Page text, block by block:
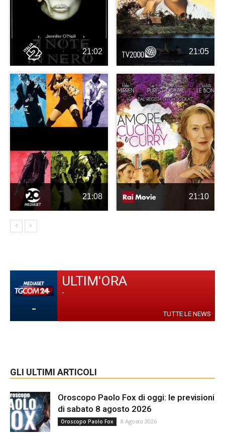
21:02 21:05
21:08 21:10
-
ULTIM'ORA
-
TUTTE LE NEWS
GLI ULTIMI ARTICOLI
Oroscopo Paolo Fox di oggi: le previsioni
di sabato 8 agosto 2026
Oroscopo Paolo Fox 8 Agosto 2026